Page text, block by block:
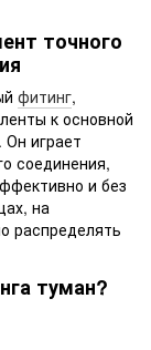
точного
фитинг,
к основной
Он играет
соединения,
и без
на
распределять
туман?